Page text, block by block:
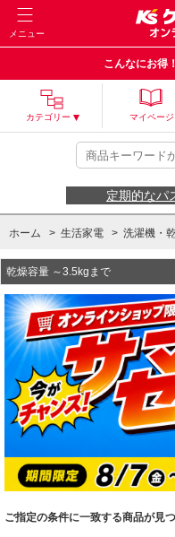
メニュー
こんなにお得
カテゴリー マイページ
定期的なパ
ホーム > 生活家電 > 洗濯機・
乾燥容量 ～3.5kgまで
ご指定の条件に一致する商品が見